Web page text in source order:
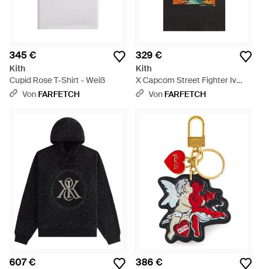
345 €
Kith
Cupid Rose T-Shirt - Weiß
Von FARFETCH
329 €
Kith
X Capcom Street Fighter Iv
Ultra T-Shirt - Schwarz
Von FARFETCH
607 € 386 €